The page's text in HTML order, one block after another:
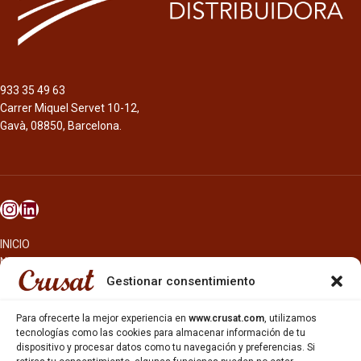
Gestionar consentimiento
Para ofrecerte la mejor experiencia en www.crusat.com, utilizamos
tecnologías como las cookies para almacenar información de tu
dispositivo y procesar datos como tu navegación y preferencias. Si
933 35 49 63
Carrer Miquel Servet 10-12,
Gavà, 08850, Barcelona.
INICIO
NOSOTROS
CERVEZAS
OTROS PRODUCTOS
REPARTO EN BARCELONA
HOSTELERÍA Y PEQUEÑA ALIMENTACIÓN